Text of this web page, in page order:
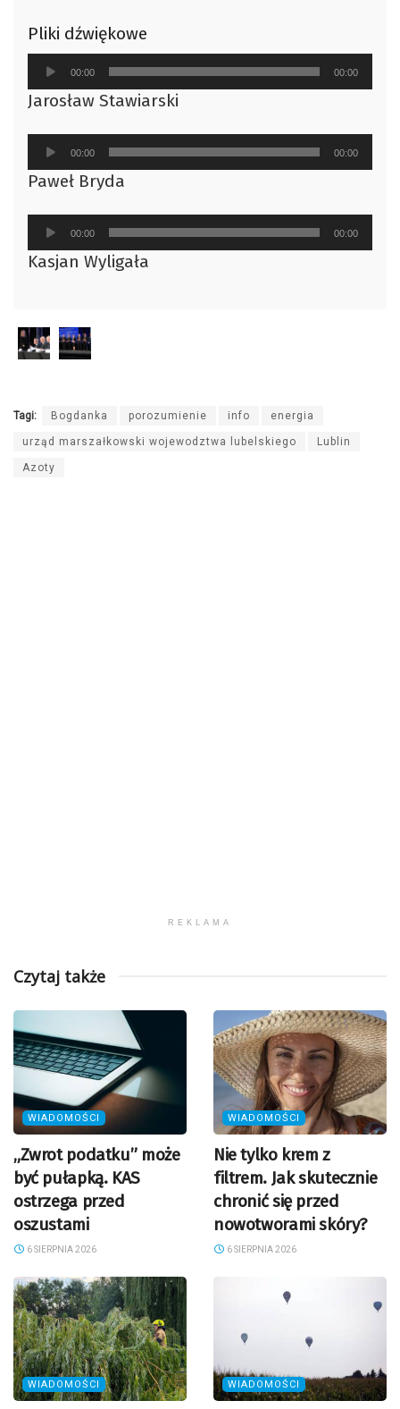
Pliki dźwiękowe
Odtwarzacz
plików
dźwiękowych
00:00 00:00
Jarosław Stawiarski
Odtwarzacz
plików
dźwiękowych
00:00 00:00
Paweł Bryda
Odtwarzacz
plików
dźwiękowych
00:00 00:00
Kasjan Wyligała
Tagi: Bogdanka porozumienie info energia
urząd marszałkowski wojewodztwa lubelskiego Lublin
Azoty
REKLAMA
Czytaj także
WIADOMOŚCI
„Zwrot podatku” może
być pułapką. KAS
ostrzega przed
oszustami
6 SIERPNIA 2026
WIADOMOŚCI
Nie tylko krem z
filtrem. Jak skutecznie
chronić się przed
nowotworami skóry?
6 SIERPNIA 2026
WIADOMOŚCI WIADOMOŚCI